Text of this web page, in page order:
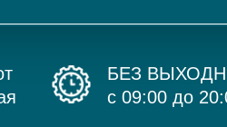
БЕЗ
с 09:00 до